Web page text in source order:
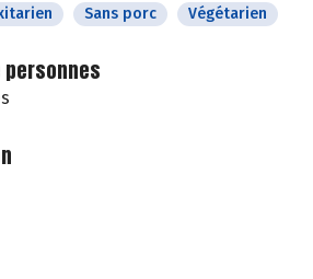
Sans porc Végétarien
personnes